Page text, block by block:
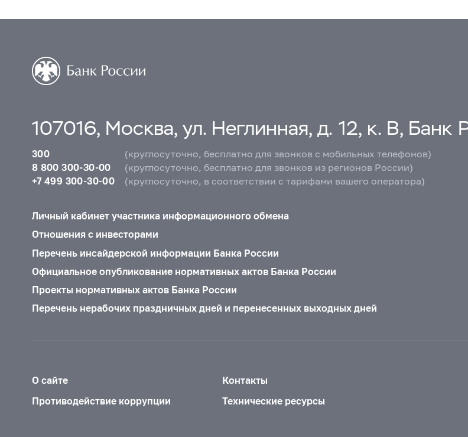
107016, Москва, ул. Неглинная, д. 12, к. В, Банк
300
(круглосуточно, бесплатно для звонков с мобильных телефонов)
8 800 300-30-00
(круглосуточно, бесплатно для звонков из регионов России)
+7 499 300-30-00
(круглосуточно, в соответствии с тарифами вашего оператора)
Личный кабинет участника информационного обмена
Отношения с инвесторами
Перечень инсайдерской информации Банка России
Официальное опубликование нормативных актов Банка России
Проекты нормативных актов Банка России
Перечень нерабочих праздничных дней и перенесенных выходных дней
О сайте
Контакты
Противодействие коррупции
Технические ресурсы